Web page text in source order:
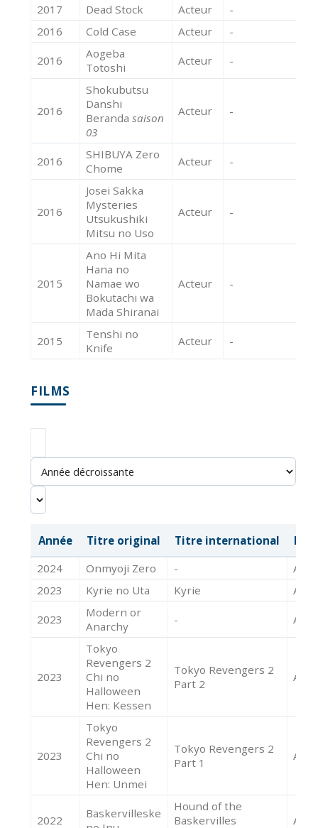
2017 Dead Stock Acteur
-
2016
Cold Case Acteur -
2016
Aogeba
Totoshi
Acteur -
2016
Shokubutsu
Danshi
Beranda saison
03
Acteur -
2016
SHIBUYA Zero
Chome
Acteur -
2016
Josei Sakka
Mysteries
Utsukushiki
Mitsu no Uso
Acteur -
2015
Ano Hi Mita
Hana no
Namae wo
Bokutachi wa
Mada Shiranai
Acteur -
2015
Tenshi no
Knife
Acteur -
FILMS
Année Titre original Titre international
2024
Onmyoji Zero -
2023
Kyrie no Uta Kyrie
2023
Modern or
Anarchy
-
2023
Tokyo
Revengers 2
Chi no
Halloween
Hen: Kessen
Tokyo Revengers 2
Part 2
2023
Tokyo
Revengers 2
Chi no
Halloween
Hen: Unmei
Tokyo Revengers 2
Part 1
2022
Baskervilleske
Hound of the
Baskervilles